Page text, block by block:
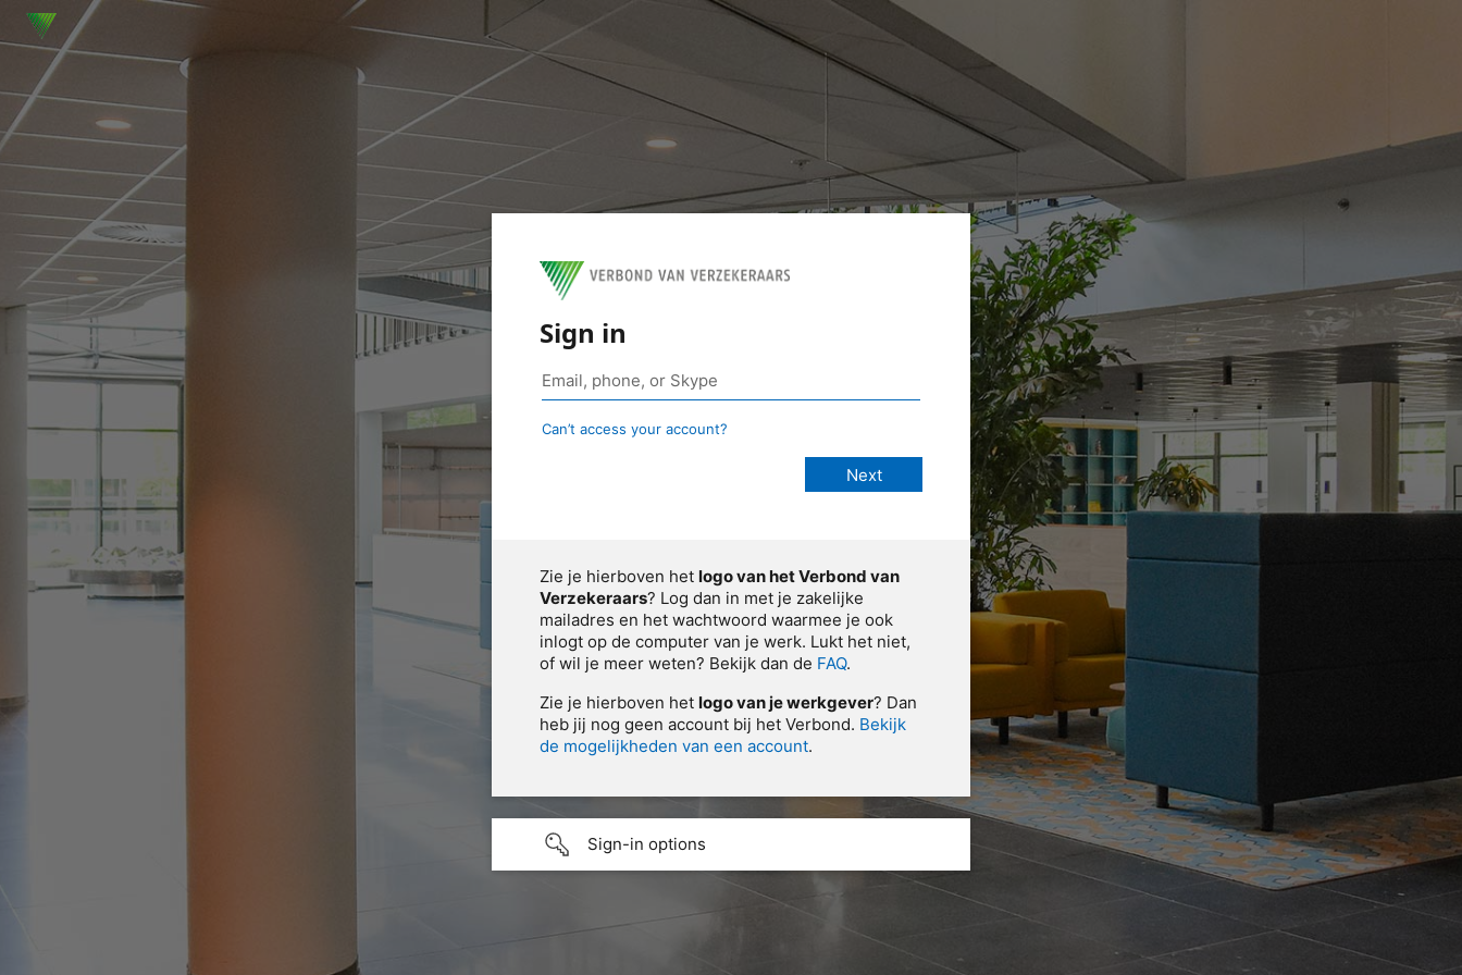
Sign in
Can’t access your account?
Zie je hierboven het logo van het Verbond van
Verzekeraars? Log dan in met je zakelijke
mailadres en het wachtwoord waarmee je ook
inlogt op de computer van je werk. Lukt het niet,
of wil je meer weten? Bekijk dan de FAQ.
Zie je hierboven het logo van je werkgever? Dan
heb jij nog geen account bij het Verbond. Bekijk
de mogelijkheden van een account.
Sign-in options